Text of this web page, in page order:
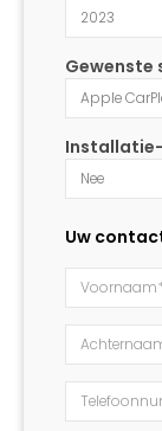
Gewenste
Uw